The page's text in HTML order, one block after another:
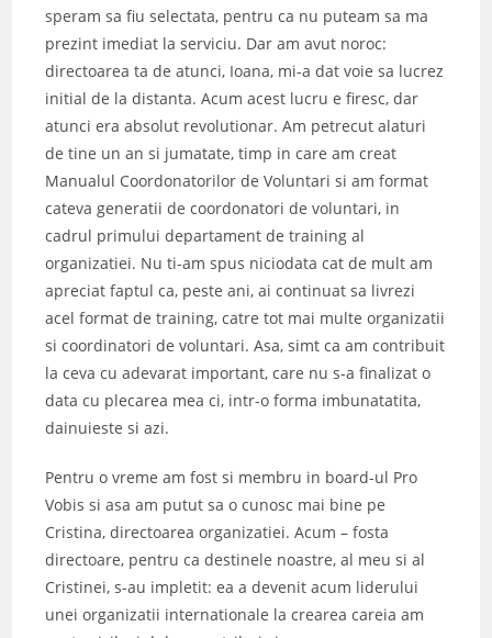
speram sa fiu selectata, pentru ca nu puteam sa ma
prezint imediat la serviciu. Dar am avut noroc:
directoarea ta de atunci, Ioana, mi-a dat voie sa lucrez
initial de la distanta. Acum acest lucru e firesc, dar
atunci era absolut revolutionar. Am petrecut alaturi
de tine un an si jumatate, timp in care am creat
Manualul Coordonatorilor de Voluntari si am format
cateva generatii de coordonatori de voluntari, in
cadrul primului departament de training al
organizatiei. Nu ti-am spus niciodata cat de mult am
apreciat faptul ca, peste ani, ai continuat sa livrezi
acel format de training, catre tot mai multe organizatii
si coordinatori de voluntari. Asa, simt ca am contribuit
la ceva cu adevarat important, care nu s-a finalizat o
data cu plecarea mea ci, intr-o forma imbunatatita,
dainuieste si azi.
Pentru o vreme am fost si membru in board-ul Pro
Vobis si asa am putut sa o cunosc mai bine pe
Cristina, directoarea organizatiei. Acum – fosta
directoare, pentru ca destinele noastre, al meu si al
Cristinei, s-au impletit: ea a devenit acum liderului
unei organizatii internationale la crearea careia am